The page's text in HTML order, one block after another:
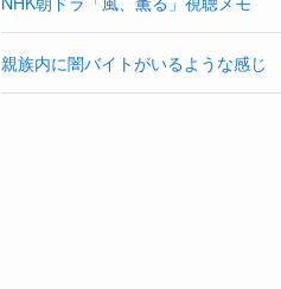
親族内に闇バイトがいるような感じ